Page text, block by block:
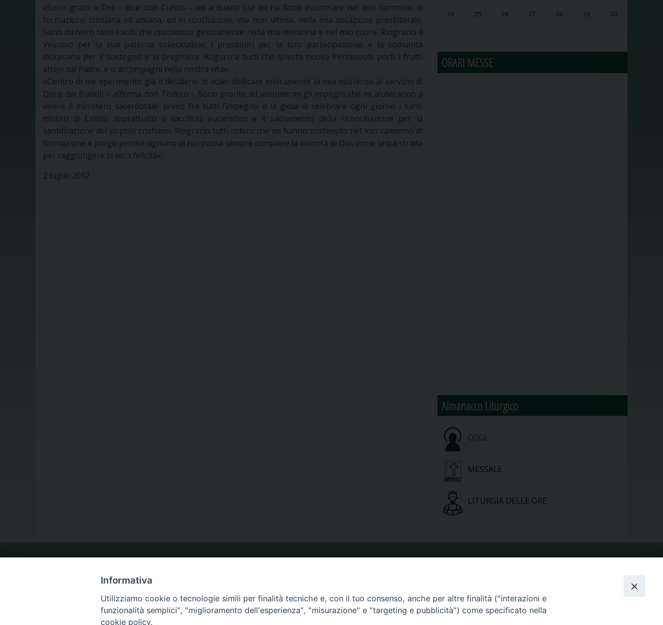
«Sono grato a Dio – dice don Curcio – ed a quanti Lui mi ha fatto incontrare nel mio cammino di
formazione cristiana ed umana, ed in conclusione, ma non ultima, nella mia vocazione presbiterale.
Sono davvero tanti i volti che custodisco gelosamente nella mia memoria e nel mio cuore. Ringrazio il
Vescovo per la sua paterna sollecitudine; i presbiteri per la loro partecipazione; e la comunità
diocesana per il sostegno e la preghiera. Auguro a tutti che questa nuova Pentecoste porti i frutti
attesi dal Padre, e ci accompagni nella nostra vita».
«Dentro di me sperimento già il desiderio di voler dedicare interamente la mia esistenza al servizio di
Dio e dei fratelli – afferma don Todero -. Sono pronto ad assumermi gli impegni che mi aiuteranno a
vivere il ministero sacerdotale: primo fra tutti l’impegno e la gioia di celebrare ogni giorno i santi
misteri di Cristo, soprattutto il sacrificio eucaristico e il sacramento della riconciliazione per la
santificazione del popolo cristiano. Ringrazio tutti coloro che mi hanno sostenuto nel mio cammino di
formazione e prego perché ognuno di noi possa sempre compiere la volontà di Dio, come unica strada
per raggiungere la vera felicità».
2 luglio 2012
24 25 26 27 28 29 30
ORARI MESSE
Almanacco Liturgico
OGGI:
MESSALE
LITURGIA DELLE ORE
LA NOSTRA DIOCESI
IL VESCOVO
CALENDARIO PASTORALE
PHOTOGALLERY
Informativa
Utilizziamo cookie o tecnologie simili per finalità tecniche e, con il tuo consenso, anche per altre finalità ("interazioni e
funzionalità semplici", "miglioramento dell'esperienza", "misurazione" e "targeting e pubblicità") come specificato nella
cookie policy.